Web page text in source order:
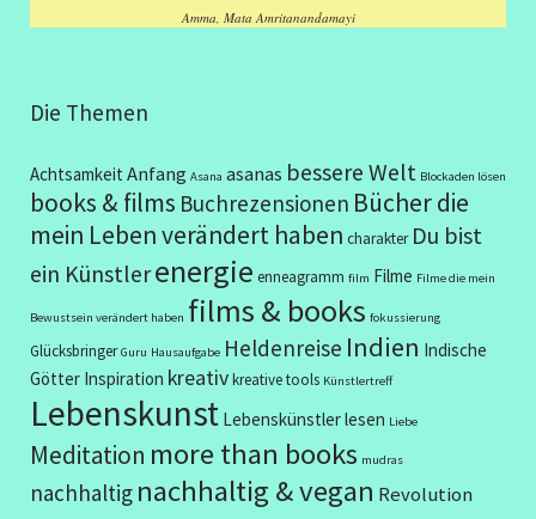
Amma, Mata Amritanandamayi
Die Themen
Achtsamkeit Anfang Asana asanas bessere Welt Blockaden lösen
books & films Buchrezensionen Bücher die
mein Leben verändert haben charakter Du bist
ein Künstlerenergie enneagramm film Filme Filme die mein
Bewustsein verändert haben films & books fokussierung
Glücksbringer Guru Hausaufgabe Heldenreise Indien Indische
Götter Inspiration kreativkreative tools Künstlertreff
Lebenskunst Lebenskünstlerlesen Liebe
Meditation more than books mudras
nachhaltig nachhaltig & vegan Revolution